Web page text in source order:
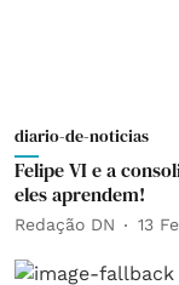
diario-de-noticias
Felipe VI e a
eles aprendem!
Redação DN 13